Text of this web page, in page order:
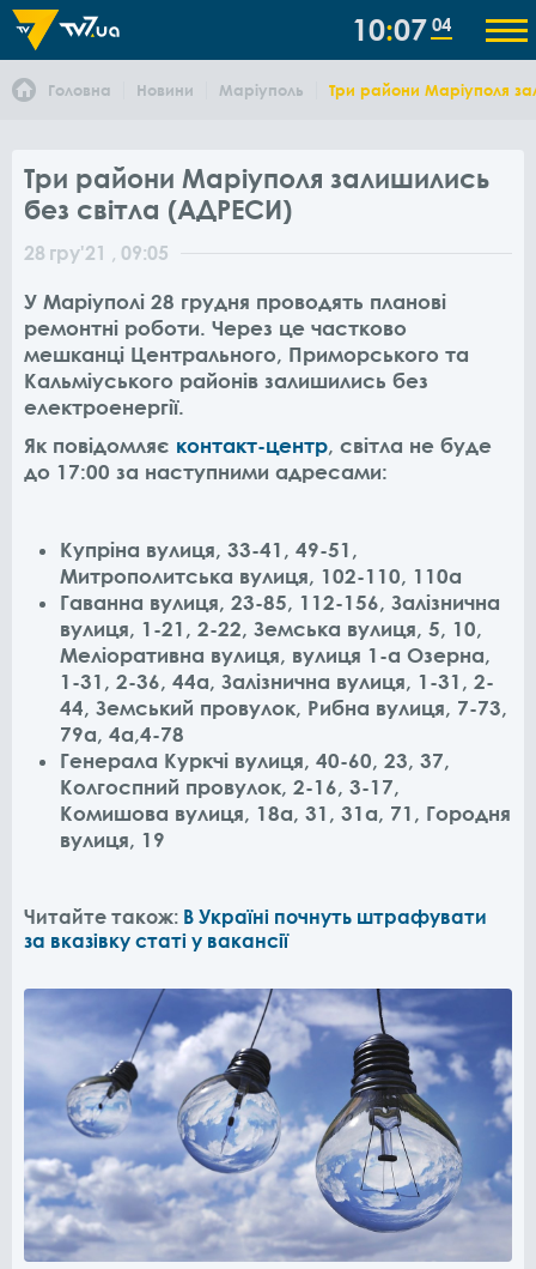
10 07 04
Головна Новини Маріуполь Три райони Маріуполя
Три райони Маріуполя залишились
без світла (АДРЕСИ)
28 гру'21 , 09:05
У Маріуполі 28 грудня проводять планові
ремонтні роботи. Через це частково
мешканці Центрального, Приморського та
Кальміуського районів залишились без
електроенергії.
Як повідомляє контакт-центр, світла не буде
до 17:00 за наступними адресами:
Купріна вулиця, 33-41, 49-51,
Митрополитська вулиця, 102-110, 110а
Гаванна вулиця, 23-85, 112-156, Залізнична
вулиця, 1-21, 2-22, Земська вулиця, 5, 10,
Меліоративна вулиця, вулиця 1-а Озерна,
1-31, 2-36, 44а, Залізнична вулиця, 1-31, 2-
44, Земський провулок, Рибна вулиця, 7-73,
79а, 4а,4-78
Генерала Куркчі вулиця, 40-60, 23, 37,
Колгоспний провулок, 2-16, 3-17,
Комишова вулиця, 18а, 31, 31а, 71, Городня
вулиця, 19
Читайте також: В Україні почнуть штрафувати
за вказівку статі у вакансії